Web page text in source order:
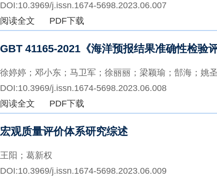
DOI:10.3969/j.issn.1674-5698.2023.06.007
阅读全文
PDF下载
GBT 41165-2021《海洋预报结果准确性检验
徐婷婷；邓小东；马卫军；徐丽丽；梁颖瑜；郜海；姚
DOI:10.3969/j.issn.1674-5698.2023.06.008
阅读全文
PDF下载
宏观质量评价体系研究综述
王阳；葛新权
DOI:10.3969/j.issn.1674-5698.2023.06.009